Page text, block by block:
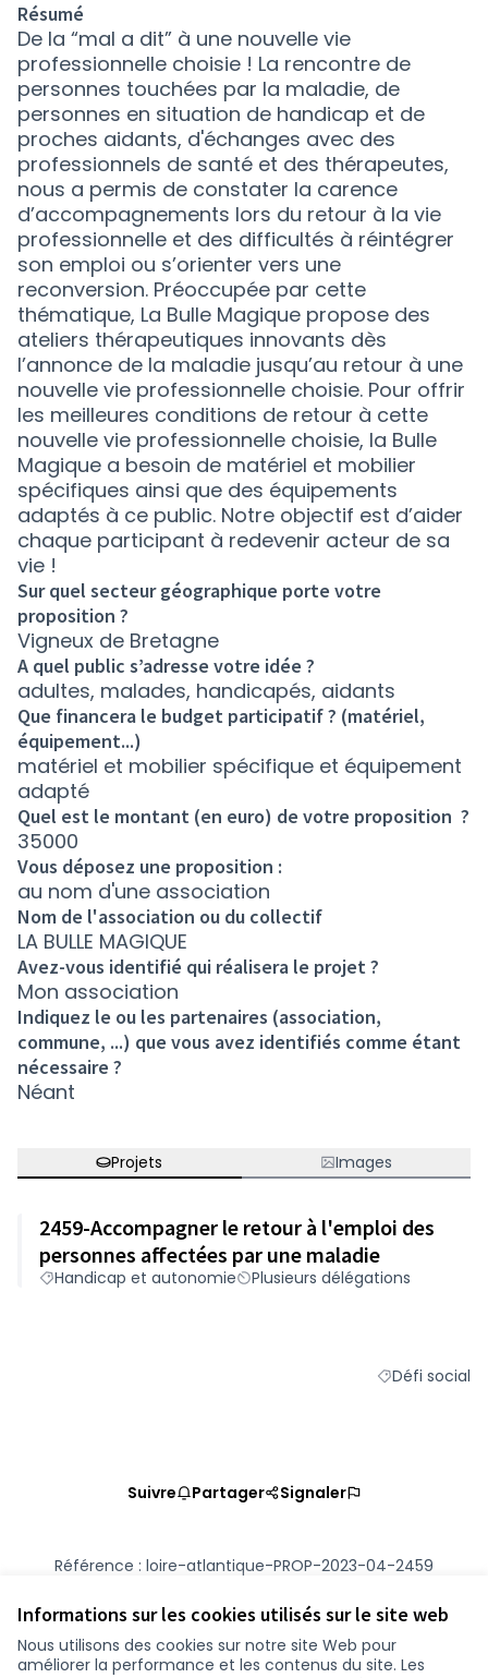
Informations sur les cookies utilisés sur le site web
Nous utilisons des cookies sur notre site Web pour
améliorer la performance et les contenus du site. Les
Résumé
De la “mal a dit” à une nouvelle vie
professionnelle choisie ! La rencontre de
personnes touchées par la maladie, de
personnes en situation de handicap et de
proches aidants, d'échanges avec des
professionnels de santé et des thérapeutes,
nous a permis de constater la carence
d’accompagnements lors du retour à la vie
professionnelle et des difficultés à réintégrer
son emploi ou s’orienter vers une
reconversion. Préoccupée par cette
thématique, La Bulle Magique propose des
ateliers thérapeutiques innovants dès
l’annonce de la maladie jusqu’au retour à une
nouvelle vie professionnelle choisie. Pour offrir
les meilleures conditions de retour à cette
nouvelle vie professionnelle choisie, la Bulle
Magique a besoin de matériel et mobilier
spécifiques ainsi que des équipements
adaptés à ce public. Notre objectif est d’aider
chaque participant à redevenir acteur de sa
vie !
Sur quel secteur géographique porte votre
proposition ?
Vigneux de Bretagne
A quel public s’adresse votre idée ?
adultes, malades, handicapés, aidants
Que financera le budget participatif ? (matériel,
équipement...)
matériel et mobilier spécifique et équipement
adapté
Quel est le montant (en euro) de votre proposition ?
35000
Vous déposez une proposition :
au nom d'une association
Nom de l'association ou du collectif
LA BULLE MAGIQUE
Avez-vous identifié qui réalisera le projet ?
Mon association
Indiquez le ou les partenaires (association,
commune, ...) que vous avez identifiés comme étant
nécessaire ?
Néant
Projets Images
2459-Accompagner le retour à l'emploi des
personnes affectées par une maladie
Handicap et autonomie Plusieurs délégations
Filtrer les
Défi social
Suivre Partager Signaler
Référence : loire-atlantique-PROP-2023-04-2459
Vérifiez l'empreinte numérique
Conditions d'utilisation